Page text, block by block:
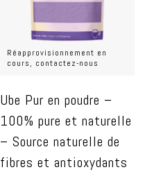
Réapprovisionnement en
cours, contactez-nous
Ube Pur en poudre –
100% pure et naturelle
– Source naturelle de
fibres et antioxydants